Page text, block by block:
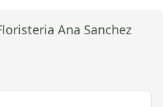
Ana Sanchez